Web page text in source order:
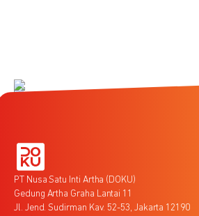
PT Nusa Satu Inti Artha (DOKU)
Gedung Artha Graha Lantai 11
Jl. Jend. Sudirman Kav. 52-53, Jakarta 12190